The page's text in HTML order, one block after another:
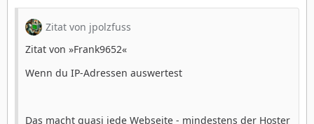
Zitat von jpolzfuss
Zitat von »Frank9652«
Wenn du IP-Adressen auswertest
Das macht quasi jede Webseite - mindestens der Hoster